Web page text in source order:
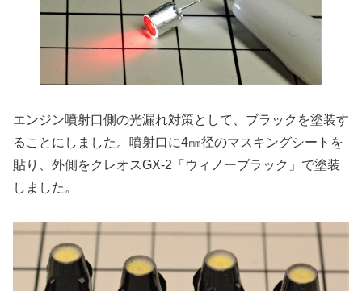
エンジン噴射口側の光漏れ対策として、ブラックを塗装す
ることにしました。噴射口に4㎜径のマスキングシートを
貼り、外側をクレオスGX-2「ウィノーブラック」で塗装
しました。